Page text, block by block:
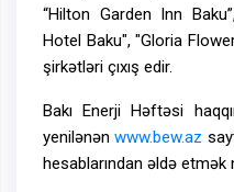
“Hilton Garden Inn
Hotel Baku", "Gloria
şirkətləri çıxış edir.
Bakı Enerji Həftəsi
yenilənənwww.bew.az
hesablarından əldə etmək